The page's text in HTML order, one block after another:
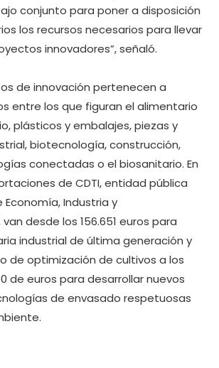
conjunto para poner a disposición
los recursos necesarios para llevar
innovadores”, señaló.
de innovación pertenecen a
entre los que figuran el alimentario
plásticos y embalajes, piezas y
biotecnología, construcción,
conectadas o el biosanitario. En
de CDTI, entidad pública
Industria y
desde los 156.651 euros para
industrial de última generación y
de optimización de cultivos a los
de euros para desarrollar nuevos
de envasado respetuosas